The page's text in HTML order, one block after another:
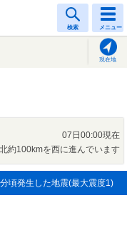
検索 メニュー
現在地
07日00:00現在
約100kmを西に進んでいます
頃発生した地震(最大震度1)